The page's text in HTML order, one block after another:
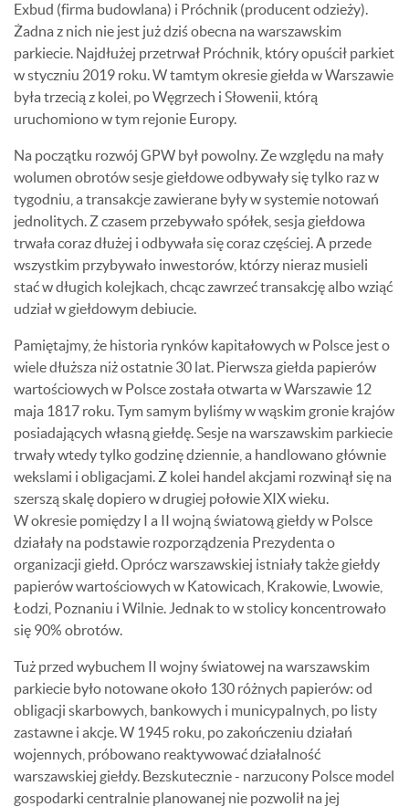
Exbud (firma budowlana) i Próchnik (producent odzieży).
Żadna z nich nie jest już dziś obecna na warszawskim
parkiecie. Najdłużej przetrwał Próchnik, który opuścił parkiet
w styczniu 2019 roku. W tamtym okresie giełda w Warszawie
była trzecią z kolei, po Węgrzech i Słowenii, którą
uruchomiono w tym rejonie Europy.
Na początku rozwój GPW był powolny. Ze względu na mały
wolumen obrotów sesje giełdowe odbywały się tylko raz w
tygodniu, a transakcje zawierane były w systemie notowań
jednolitych. Z czasem przebywało spółek, sesja giełdowa
trwała coraz dłużej i odbywała się coraz częściej. A przede
wszystkim przybywało inwestorów, którzy nieraz musieli
stać w długich kolejkach, chcąc zawrzeć transakcję albo wziąć
udział w giełdowym debiucie.
Pamiętajmy, że historia rynków kapitałowych w Polsce jest o
wiele dłuższa niż ostatnie 30 lat. Pierwsza giełda papierów
wartościowych w Polsce została otwarta w Warszawie 12
maja 1817 roku. Tym samym byliśmy w wąskim gronie krajów
posiadających własną giełdę. Sesje na warszawskim parkiecie
trwały wtedy tylko godzinę dziennie, a handlowano głównie
wekslami i obligacjami. Z kolei handel akcjami rozwinął się na
szerszą skalę dopiero w drugiej połowie XIX wieku.
W okresie pomiędzy I a II wojną światową giełdy w Polsce
działały na podstawie rozporządzenia Prezydenta o
organizacji giełd. Oprócz warszawskiej istniały także giełdy
papierów wartościowych w Katowicach, Krakowie, Lwowie,
Łodzi, Poznaniu i Wilnie. Jednak to w stolicy koncentrowało
się 90% obrotów.
Tuż przed wybuchem II wojny światowej na warszawskim
parkiecie było notowane około 130 różnych papierów: od
obligacji skarbowych, bankowych i municypalnych, po listy
zastawne i akcje. W 1945 roku, po zakończeniu działań
wojennych, próbowano reaktywować działalność
warszawskiej giełdy. Bezskutecznie - narzucony Polsce model
gospodarki centralnie planowanej nie pozwolił na jej